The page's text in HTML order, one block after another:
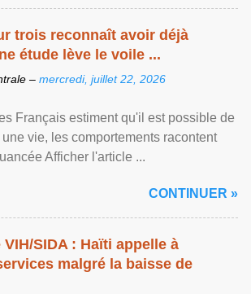
trois reconnaît avoir déjà
étude lève le voile ...
– mercredi, juillet 22, 2026
Français estiment qu'il est possible de
vie, les comportements racontent
Afficher l'article ...
CONTINUER »
SIDA : Haïti appelle à
malgré la baisse de